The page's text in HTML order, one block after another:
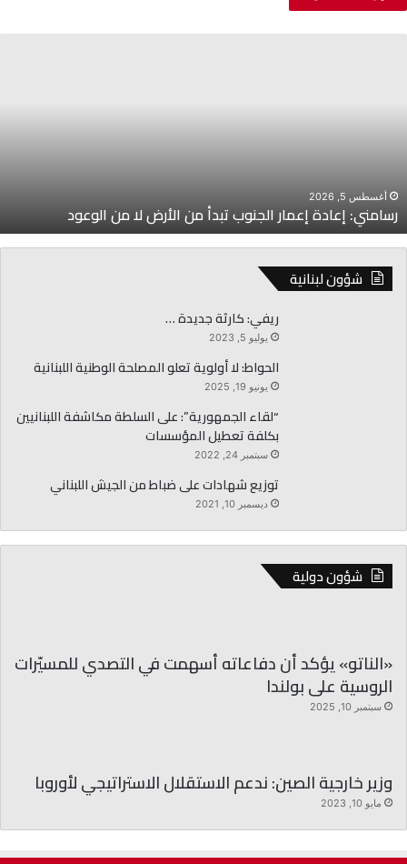
من
الوعود
أغسطس 5, 2026
رسامني: إعادة إعمار الجنوب تبدأ من الأرض لا من الوعود
شؤون لبنانية
ريفي: كارثة جديدة …
يوليو 5, 2023
الحواط: لا أولوية تعلو المصلحة الوطنية اللبنانية
يونيو 19, 2025
“لقاء الجمهورية”: على السلطة مكاشفة اللبنانيين
بكلفة تعطيل المؤسسات
سبتمبر 24, 2022
توزيع شهادات على ضباط من الجيش اللبناني
ديسمبر 10, 2021
شؤون دولية
«الناتو» يؤكد أن دفاعاته أسهمت في التصدي للمسيّرات
الروسية على بولندا
سبتمبر 10, 2025
وزير خارجية الصين: ندعم الاستقلال الاستراتيجي لأوروبا
مايو 10, 2023